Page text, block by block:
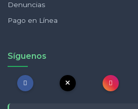
Denuncias
Pago en Línea
Síguenos